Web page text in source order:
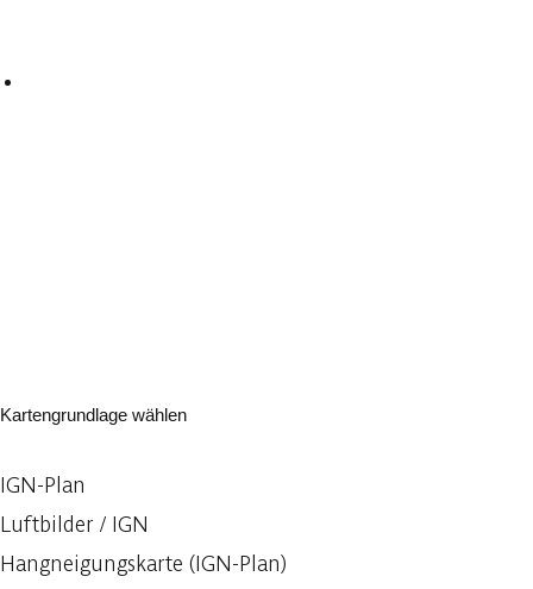
Kartengrundlage wählen
IGN-Plan
Luftbilder / IGN
Hangneigungskarte (IGN-Plan)